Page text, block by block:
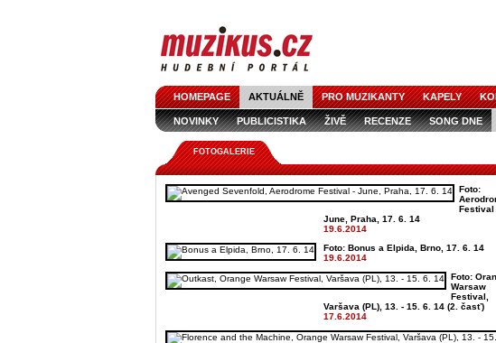
HOMEPAGE AKTUÁLNĚ PRO MUZIKANTY KAPELY
NOVINKY PUBLICISTIKA ŽIVĚ RECENZE SONG DNE
FOTOGALERIE
Foto:
Festival
June, Praha, 17. 6. 14
19.6.2014
Foto: Bonus a Elpida, Brno, 17. 6. 14
19.6.2014
Foto:
Warsaw
Festival,
Varšava (PL), 13. - 15. 6. 14 (2. časť)
17.6.2014